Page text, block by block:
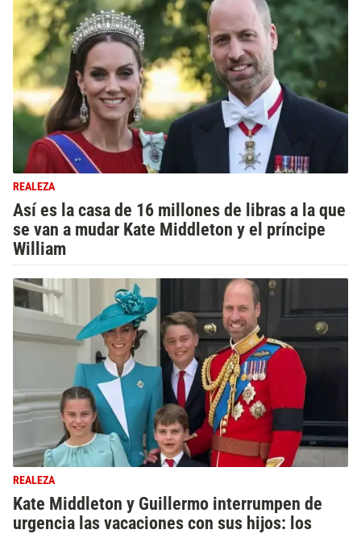
REALEZA
Así es la casa de 16 millones de libras a la que
se van a mudar Kate Middleton y el príncipe
William
REALEZA
Kate Middleton y Guillermo interrumpen de
urgencia las vacaciones con sus hijos: los